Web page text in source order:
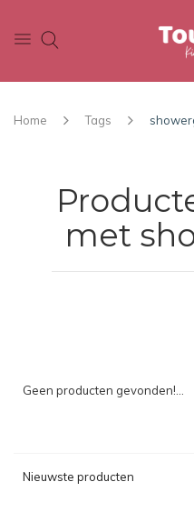
Home Tags
met
Geen producten gevonden!...
Nieuwste producten